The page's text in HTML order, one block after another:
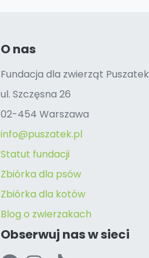
O nas
Fundacja dla zwierząt Puszatek
ul. Szczęsna 26
02-454 Warszawa
info@puszatek.pl
Statut fundacji
Zbiórka dla psów
Zbiórka dla kotów
Blog o zwierzakach
Obserwuj nas w sieci